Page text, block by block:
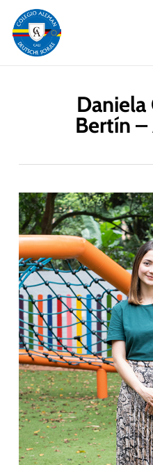
main
content
Daniela
Bertín –